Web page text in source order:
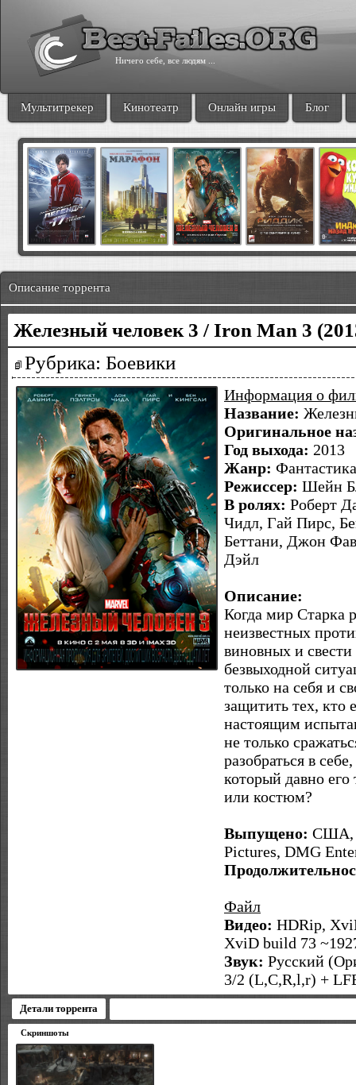
Ничего себе, все людям ...
Мультитрекер Кинотеатр Онлайн игры Блог
Описание торрента
Железный человек 3 / Iron Man 3
Рубрика: Боевики
Информация о
Название:
Оригинальное
Год выхода: 2013
Жанр:
Режиссер: Шейн
В ролях: Роберт
Чидл, Гай Пирс,
Беттани, Джон
Дэйл
Описание:
Когда мир Старка
неизвестных
виновных и
безвыходной
только на себя и
защитить тех, кто
настоящим
не только
разобраться в
который давно
или костюм?
Выпущено: США,
Pictures, DMG
Файл
Видео: HDRip,
XviD build 73
Звук: Русский
3/2 (L,C,R,l,r) +
Детали торрента
Скриншоты